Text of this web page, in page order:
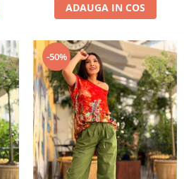
ADAUGA IN COS
-50%